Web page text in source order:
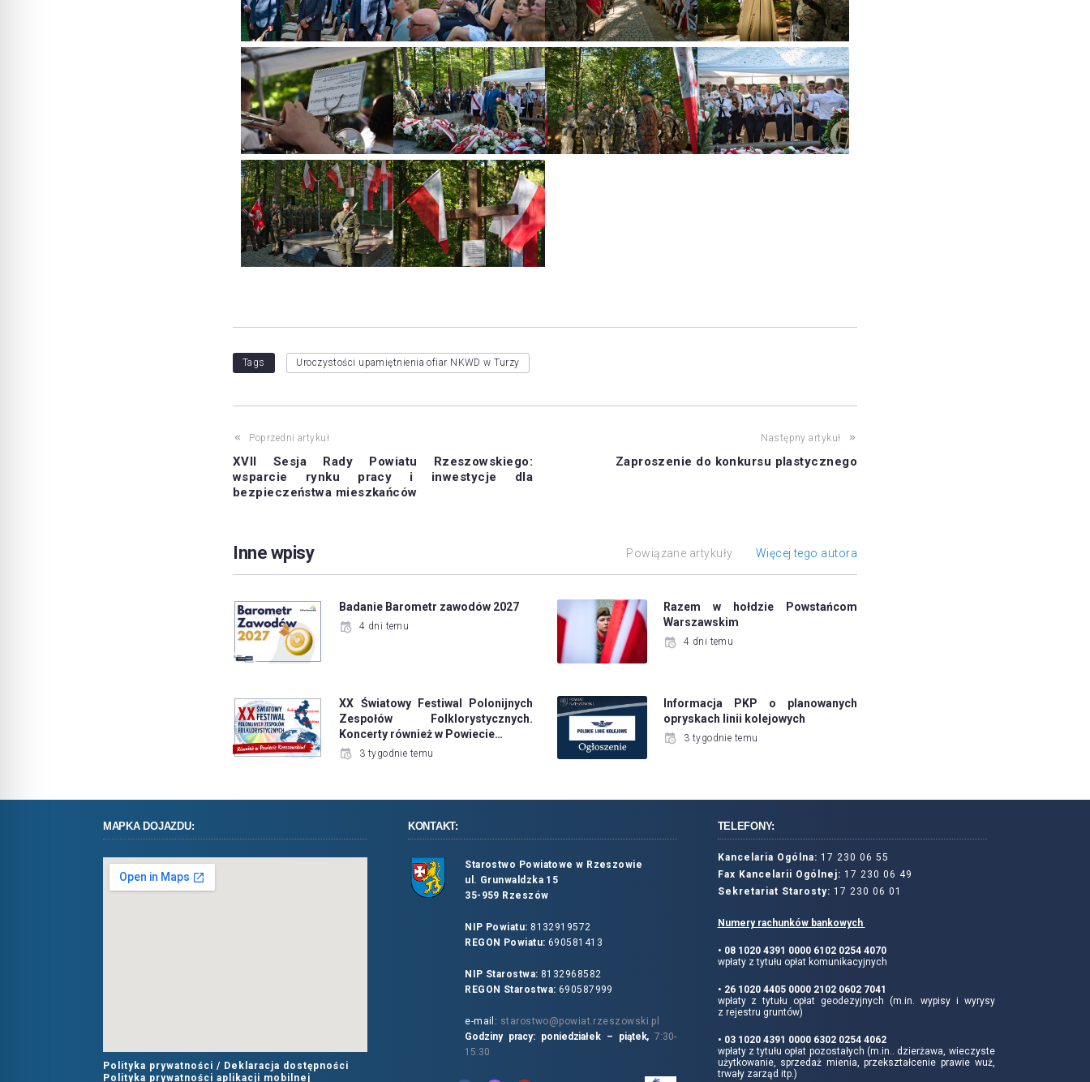
Tags Uroczystości upamiętnienia ofiar NKWD w Turzy
Poprzedni artykuł
XVII Sesja Rady Powiatu Rzeszowskiego:
wsparcie rynku pracy i inwestycje dla
bezpieczeństwa mieszkańców
Następny artykuł
Zaproszenie do konkursu plastycznego
Inne wpisy Powiązane artykuły Więcej tego autora
Badanie Barometr zawodów 2027
4 dni temu
Razem w hołdzie Powstańcom
Warszawskim
4 dni temu
XX Światowy Festiwal Polonijnych
Zespołów Folklorystycznych.
Koncerty również w Powiecie…
3 tygodnie temu
Informacja PKP o planowanych
opryskach linii kolejowych
3 tygodnie temu
MAPKA DOJAZDU:
Polityka prywatności / Deklaracja dostępności
Polityka prywatności aplikacji mobilnej
KONTAKT:
Starostwo Powiatowe w Rzeszowie
ul. Grunwaldzka 15
35-959 Rzeszów
NIP Powiatu: 8132919572
REGON Powiatu: 690581413
NIP Starostwa: 8132968582
REGON Starostwa: 690587999
e-mail: starostwo@powiat.rzeszowski.pl
Godziny pracy: poniedziałek – piątek,7:30-
15:30
TELEFONY:
Kancelaria Ogólna: 17 230 06 55
Fax Kancelarii Ogólnej: 17 230 06 49
Sekretariat Starosty: 17 230 06 01
Numery rachunków bankowych
• 08 1020 4391 0000 6102 0254 4070
wpłaty z tytułu opłat komunikacyjnych
• 26 1020 4405 0000 2102 0602 7041
wpłaty z tytułu opłat geodezyjnych (m.in. wypisy i wyrysy
z rejestru gruntów)
• 03 1020 4391 0000 6302 0254 4062
wpłaty z tytułu opłat pozostałych (m.in.. dzierżawa, wieczyste
użytkowanie, sprzedaż mienia, przekształcenie prawie wuż,
trwały zarząd itp.)